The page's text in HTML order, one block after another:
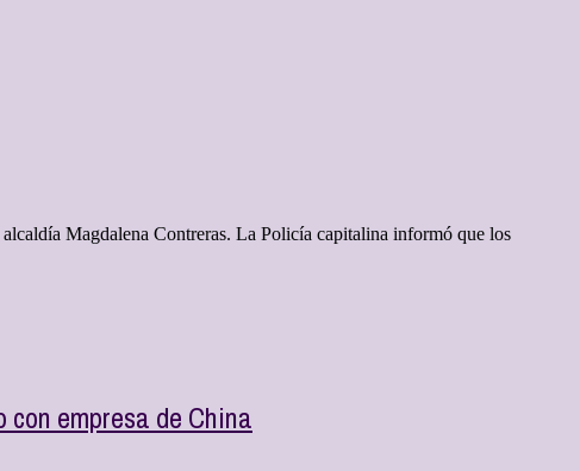
Magdalena Contreras. La Policía capitalina informó que los
empresa de China